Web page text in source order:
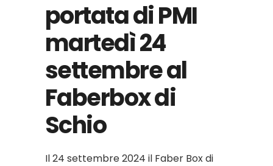
portata di PMI
martedì 24
settembre al
Faberbox di
Schio
Il 24 settembre 2024 il Faber Box di